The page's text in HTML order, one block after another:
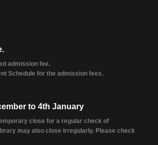
admission fee.
Schedule for the admission fees.
to 4th January
close for a regular check of
may also close irregularly. Please check